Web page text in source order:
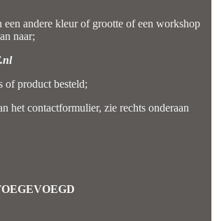
een andere kleur of grootte of een workshop
naar;
of product besteld;
het contactformulier, zie rechts onderaan